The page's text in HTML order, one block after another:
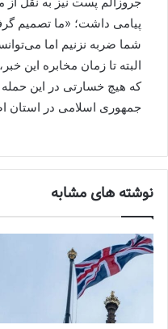
پیامی داشت؛ «ما تصمیم
شما ضربه نزنیم اما
البته تا زمان مخابره این
که هیچ خسارتی در این
جمهوری اسلامی در استان
نوشته های مشابه